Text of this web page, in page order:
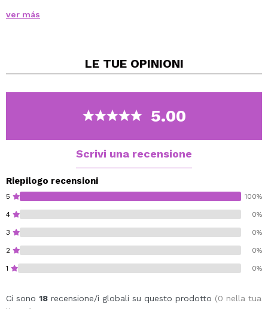
Formulato con acido ialuronico e squalano vegano, dal
Finitura a guscio d'uovo per tutti i tipi di pelle.
Vegan.
ver más
LE TUE OPINIONI
5.00
Scrivi una recensione
Riepilogo recensioni
5 100%
4 0%
3 0%
2 0%
1 0%
Ci sono 18 recensione/i globali su questo prodotto (0 nella tua